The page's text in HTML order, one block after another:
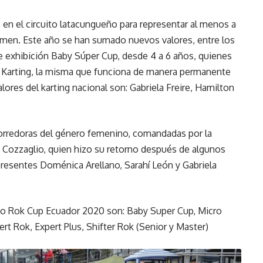
el circuito latacungueño para representar al menos a
Este año se han sumado nuevos valores, entre los
Baby Súper Cup, desde 4 a 6 años, quienes
la misma que funciona de manera permanente
del karting nacional son: Gabriela Freire, Hamilton
del género femenino, comandadas por la
quien hizo su retorno después de algunos
Doménica Arellano, Sarahí León y Gabriela
Cup Ecuador 2020 son: Baby Super Cup, Micro
Rok, Expert Plus, Shifter Rok (Senior y Master)